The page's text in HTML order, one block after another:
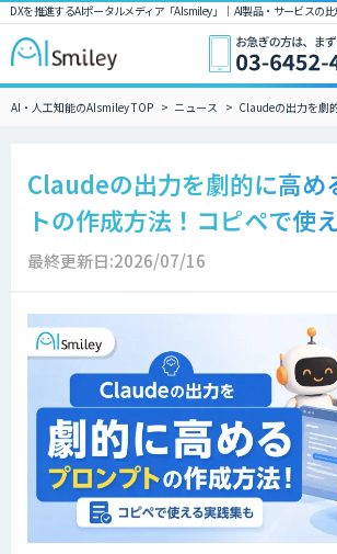
DXを推進するAIポータルメディア「AIsmiley」｜ AI製品・サービスの
AI・人工知能のAIsmiley TOP ニュース Claudeの出力を劇
Claudeの出力を劇的に高め
トの作成方法！コピペで使
最終更新日:2026/07/16